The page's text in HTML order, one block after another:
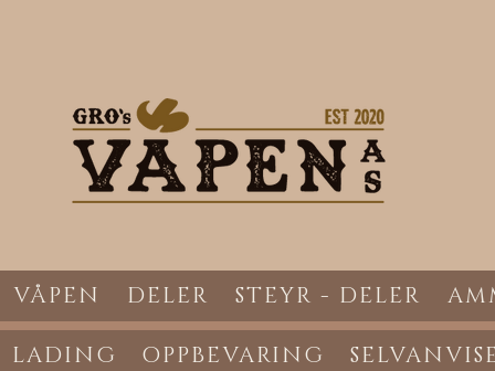
VÅPEN DELER STEYR - DELER
LADING OPPBEVARING